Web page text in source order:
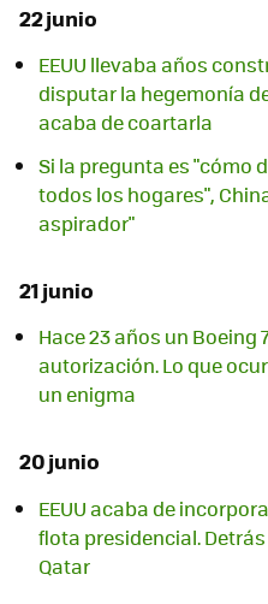
22 junio
EEUU llevaba años
disputar la hegemonía
acaba de coartarla
Si la pregunta es "cómo
todos los hogares",
aspirador"
21 junio
Hace 23 años un
autorización. Lo que
un enigma
20 junio
EEUU acaba de
flota presidencial.
Qatar